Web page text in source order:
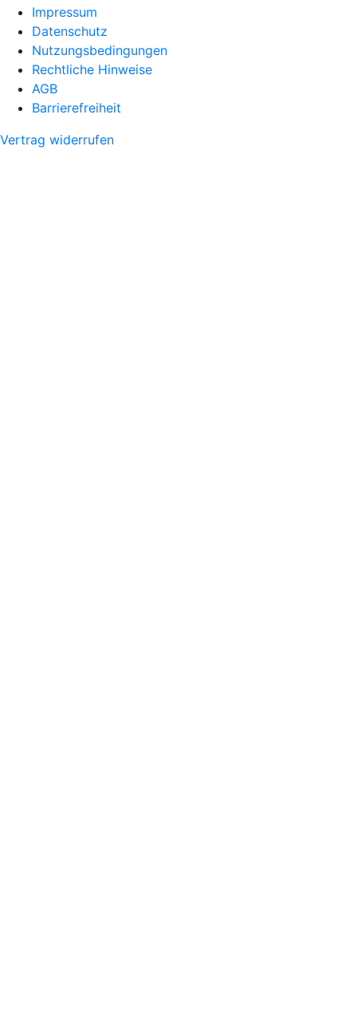
Impressum
Datenschutz
Nutzungsbedingungen
Rechtliche Hinweise
AGB
Barrierefreiheit
Vertrag widerrufen